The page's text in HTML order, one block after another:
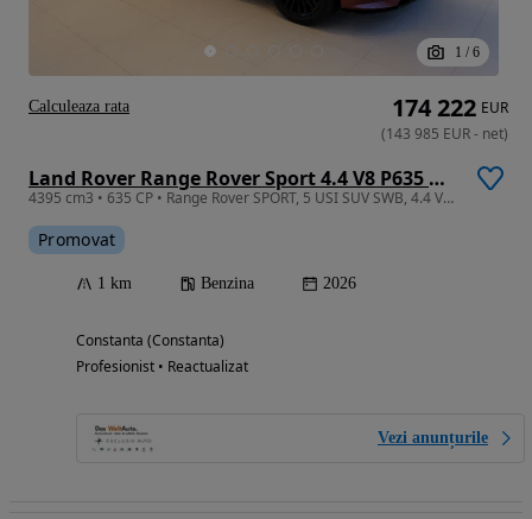
1 / 6
Land Rover Range Rover Sport 4.4 V8 P635 MHEV SV
4395 cm3 • 635 CP • Range Rover SPORT, 5 USI SUV SWB, 4.4 V8 635CP AWD Auto MHEV, SV
Promovat
1 km Benzina 2026
Constanta (Constanta)
Profesionist • Reactualizat
Vezi anunțurile
174 222 EUR
(143 985 EUR- net)
Calculeaza rata